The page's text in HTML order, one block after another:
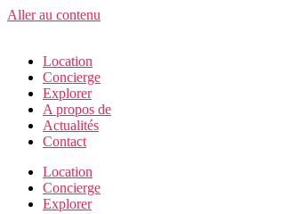
Aller au contenu
Location
Concierge
Explorer
A propos de
Actualités
Contact
Location
Concierge
Explorer